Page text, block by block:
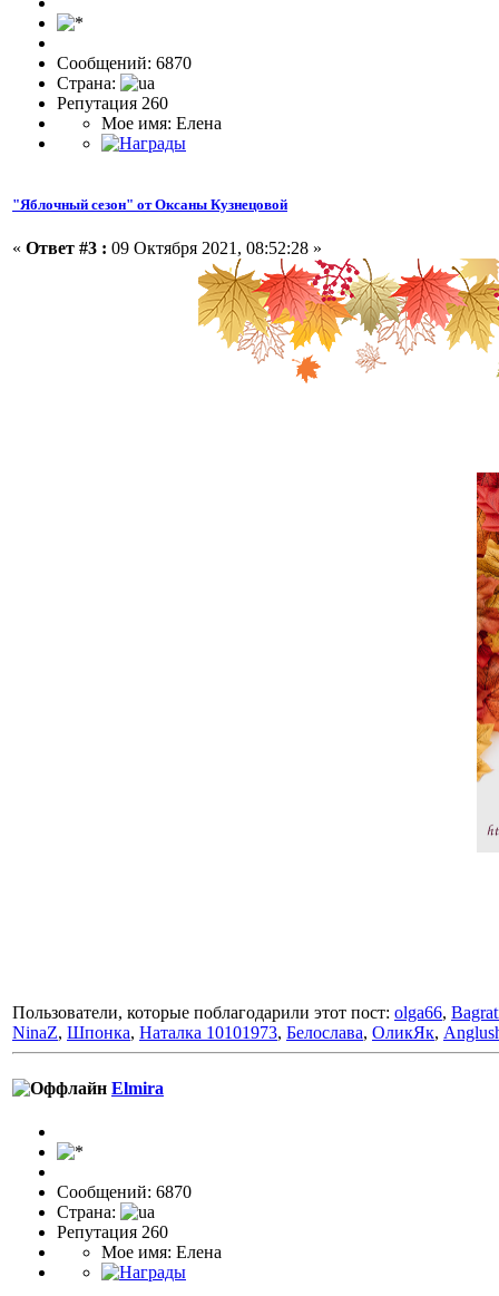
Сообщений: 6870
Страна:
Репутация 260
Мое имя: Елена
"Яблочный сезон" от Оксаны Кузнецовой
« Ответ #3 : 09 Октября 2021, 08:52:28 »
Пользователи, которые поблагодарили этот пост: olga66,
NinaZ, Шпонка, Наталка 10101973, Белослава, ОликЯк,
Elmira
Сообщений: 6870
Страна:
Репутация 260
Мое имя: Елена